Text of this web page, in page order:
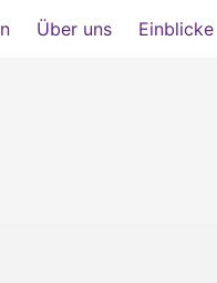
Über uns Einblicke